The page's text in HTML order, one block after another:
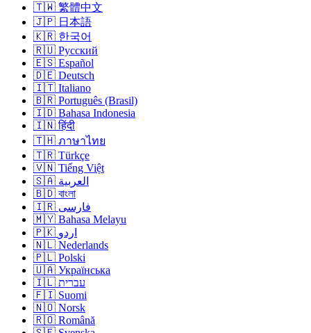
🇹🇼 繁體中文
🇯🇵 日本語
🇰🇷 한국어
🇷🇺 Русский
🇪🇸 Español
🇩🇪 Deutsch
🇮🇹 Italiano
🇧🇷 Português (Brasil)
🇮🇩 Bahasa Indonesia
🇮🇳 हिंदी
🇹🇭 ภาษาไทย
🇹🇷 Türkçe
🇻🇳 Tiếng Việt
🇸🇦 العربية
🇧🇩 বাংলা
🇮🇷 فارسی
🇲🇾 Bahasa Melayu
🇵🇰 اردو
🇳🇱 Nederlands
🇵🇱 Polski
🇺🇦 Українська
🇮🇱 עברית
🇫🇮 Suomi
🇳🇴 Norsk
🇷🇴 Română